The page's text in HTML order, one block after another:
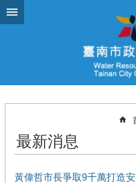
跳到主要內容區塊
最新消息
黃偉哲市長爭取9千萬打造